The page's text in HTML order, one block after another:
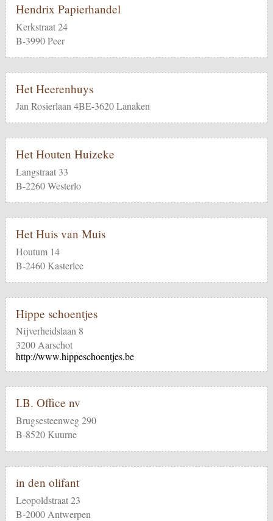
Hendrix Papierhandel
Kerkstraat 24
B-3990 Peer
Het Heerenhuys
Jan Rosierlaan 4BE-3620 Lanaken
Het Houten Huizeke
Langstraat 33
B-2260 Westerlo
Het Huis van Muis
Houtum 14
B-2460 Kasterlee
Hippe schoentjes
Nijverheidslaan 8
3200 Aarschot
http://www.hippeschoentjes.be
I.B. Office nv
Brugsesteenweg 290
B-8520 Kuurne
in den olifant
Leopoldstraat 23
B-2000 Antwerpen